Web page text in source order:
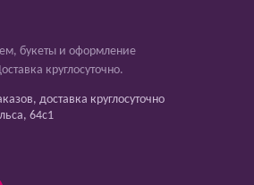
букеты и оформление
круглосуточно.
доставка круглосуточно
64с1